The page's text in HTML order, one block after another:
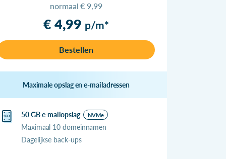
normaal € 9,99
€ 4,99 p/m*
Bestellen
Maximale opslag en e-mailadressen
50 GB e-mailopslag NVMe
Maximaal 10 domeinnamen
Dagelijkse back-ups